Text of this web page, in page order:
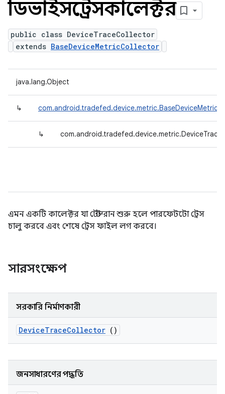
ডিভাইসট্রেসকালেক্টর
public class DeviceTraceCollector
extends BaseDeviceMetricCollector
java.lang.Object
↳
↳
এমন একটি কালেক্টর যা টেস্ট রান শুরু হলে পারফেটটো ট্রেস
চালু করবে এবং শেষে ট্রেস ফাইল লগ করবে।
সারসংক্ষেপ
সরকারি নির্মাণকারী
DeviceTraceCollector ()
জনসাধারণের পদ্ধতি